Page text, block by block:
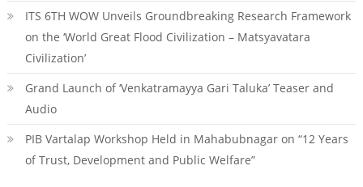
ITS 6TH WOW Unveils Groundbreaking Research Framework
on the ‘World Great Flood Civilization – Matsyavatara
Civilization’
Grand Launch of ‘Venkatramayya Gari Taluka’ Teaser and
Audio
PIB Vartalap Workshop Held in Mahabubnagar on “12 Years
of Trust, Development and Public Welfare”